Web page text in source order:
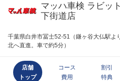
マッハ車検 ラビッ
下街道店
千葉県白井市冨士52-51（鎌ヶ谷大仏駅よ
北へ直進。車で約5分）
店舗
トップ
コース
費用
割引
特典